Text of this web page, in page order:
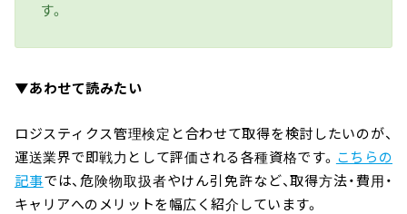
す。
▼あわせて読みたい
ロジスティクス管理検定と合わせて取得を検討したいのが、
運送業界で即戦力として評価される各種資格です。 こちらの
記事では、危険物取扱者やけん引免許など、取得方法・費用・
キャリアへのメリットを幅広く紹介しています。